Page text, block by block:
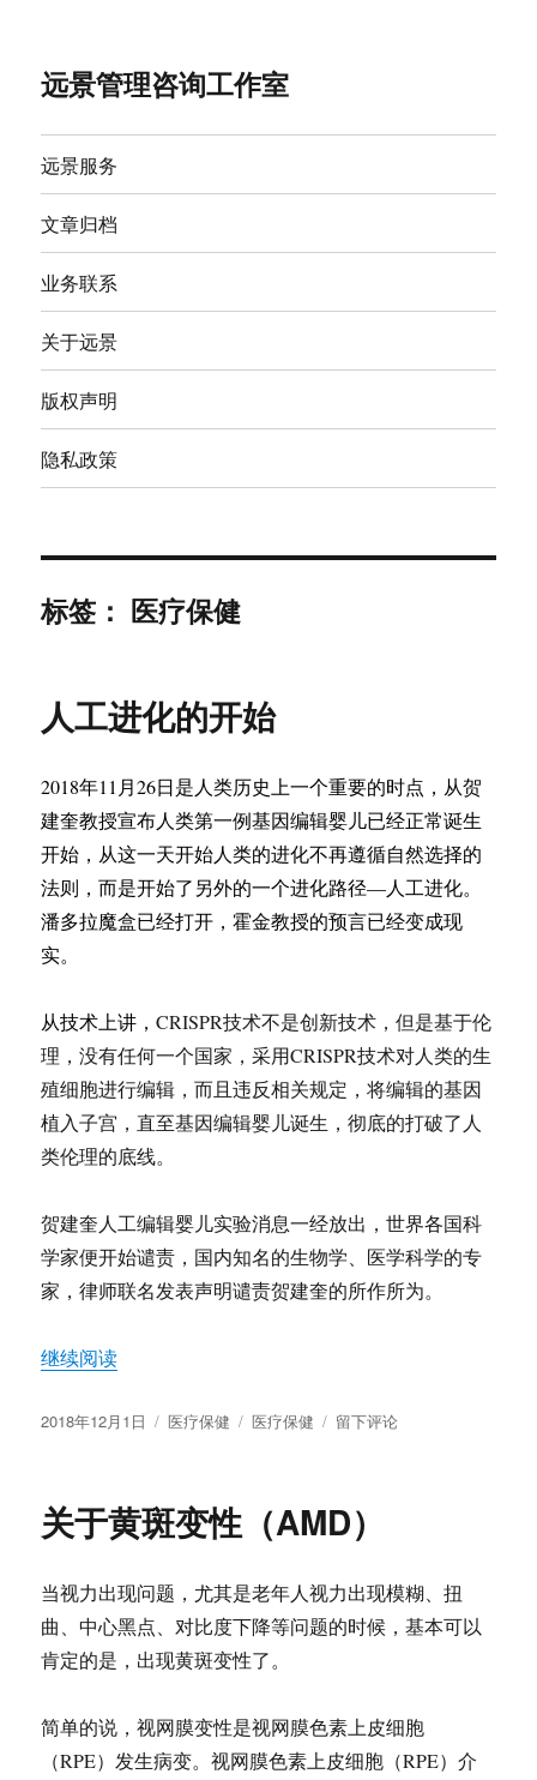
远景管理咨询工作室
远景服务
文章归档
业务联系
关于远景
版权声明
隐私政策
标签： 医疗保健
人工进化的开始
2018年11 月26日是人类历史上一个重要的时点，从贺
建奎教授宣布人类第一例基因编辑婴儿已经正常诞生
开始，从这一天开始人类的进化不再遵循自然选择的
法则，而是开始了另外的一个进化路径—人工进化。
潘多拉魔盒已经打开，霍金教授的预言已经变成现
实。
从技术上讲，CRISPR技术不是创新技术，但是基于伦
理，没有任何一个国家，采用CRISPR技术对人类的生
殖细胞进行编辑，而且违反相关规定，将编辑的基因
植入子宫，直至基因编辑婴儿诞生，彻底的打破了人
类伦理的底线。
贺建奎人工编辑婴儿实验消息一经放出，世界各国科
学家便开始谴责，国内知名的生物学、医学科学的专
家，律师联名发表声明谴责贺建奎的所作所为。
继续阅读“人工进化的开始”
发
2018年12月1日
分
医疗保健
标
医疗保健
于
化
始
留下评论
关于黄斑变性（AMD）
当视力出现问题，尤其是老年人视力出现模糊、扭
曲、中心黑点、对比度下降等问题的时候，基本可以
肯定的是，出现黄斑变性了。
简单的说，视网膜变性是视网膜色素上皮细胞
（RPE）发生病变。视网膜色素上皮细胞（RPE）介